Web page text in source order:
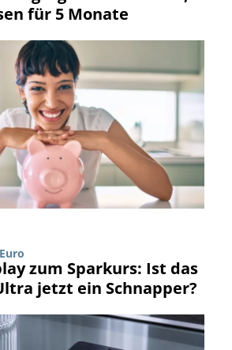
für 5 Monate
zum Sparkurs: Ist das
jetzt ein Schnapper?